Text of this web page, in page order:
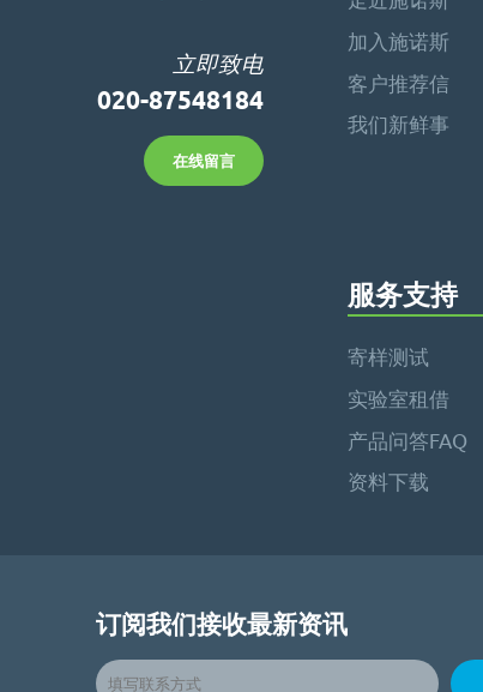
立即致电
020-87548184
在线留言
加入施诺斯
客户推荐信
我们新鲜事
服务支持
寄样测试
实验室租借
产品问答FAQ
资料下载
订阅我们接收最新资讯